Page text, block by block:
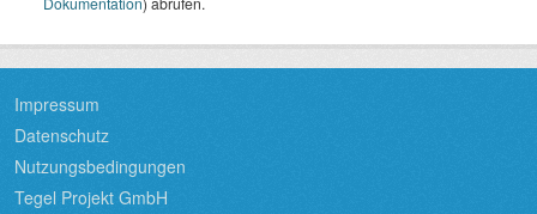
Impressum
Datenschutz
Nutzungsbedingungen
Tegel Projekt GmbH